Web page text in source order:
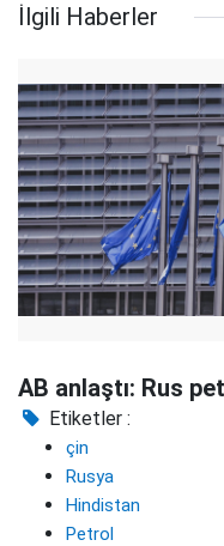
İlgili Haberler
AB anlaştı: Rus
Etiketler :
çin
Rusya
Hindistan
Petrol